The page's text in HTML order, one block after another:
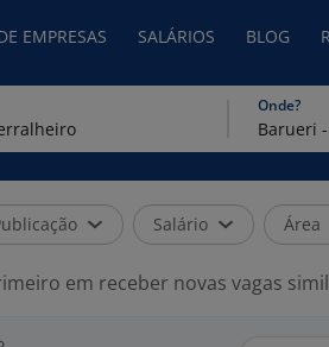
EMPRESAS SALÁRIOS BLOG
Onde?
Salário Área
em receber novas vagas